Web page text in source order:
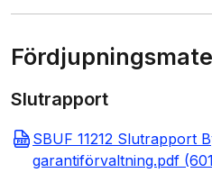
Slutrapport
SBUF 11212 Slutrapport
garantiförvaltning.pdf